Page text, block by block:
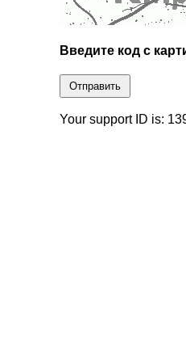
Введите код с
Отправить
Your support ID is: